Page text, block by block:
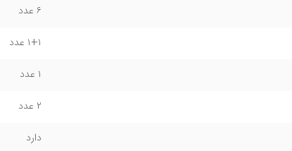
۶ عدد
۱+۱ عدد
۱ عدد
۲ عدد
دارد